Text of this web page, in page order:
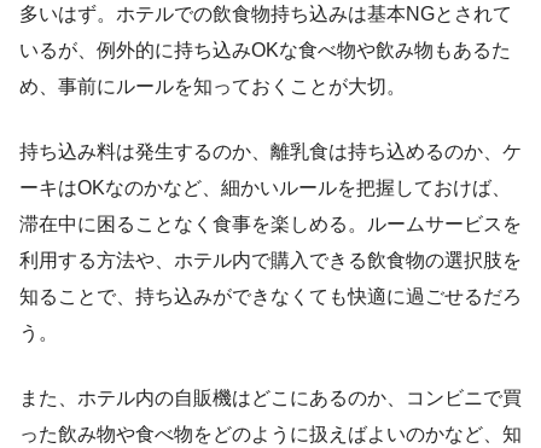
多いはず。ホテルでの飲食物持ち込みは基本NGとされて
いるが、例外的に持ち込みOKな食べ物や飲み物もあるた
め、事前にルールを知っておくことが大切。
持ち込み料は発生するのか、離乳食は持ち込めるのか、ケ
ーキはOKなのかなど、細かいルールを把握しておけば、
滞在中に困ることなく食事を楽しめる。ルームサービスを
利用する方法や、ホテル内で購入できる飲食物の選択肢を
知ることで、持ち込みができなくても快適に過ごせるだろ
う。
また、ホテル内の自販機はどこにあるのか、コンビニで買
った飲み物や食べ物をどのように扱えばよいのかなど、知